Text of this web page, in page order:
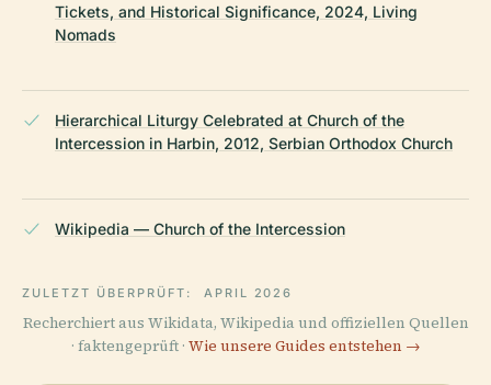
Tickets, and Historical Significance, 2024, Living
Nomads
Hierarchical Liturgy Celebrated at Church of the
Intercession in Harbin, 2012, Serbian Orthodox Church
Wikipedia — Church of the Intercession
ZULETZT ÜBERPRÜFT: APRIL 2026
Recherchiert aus Wikidata, Wikipedia und offiziellen Quellen
· faktengeprüft · Wie unsere Guides entstehen →